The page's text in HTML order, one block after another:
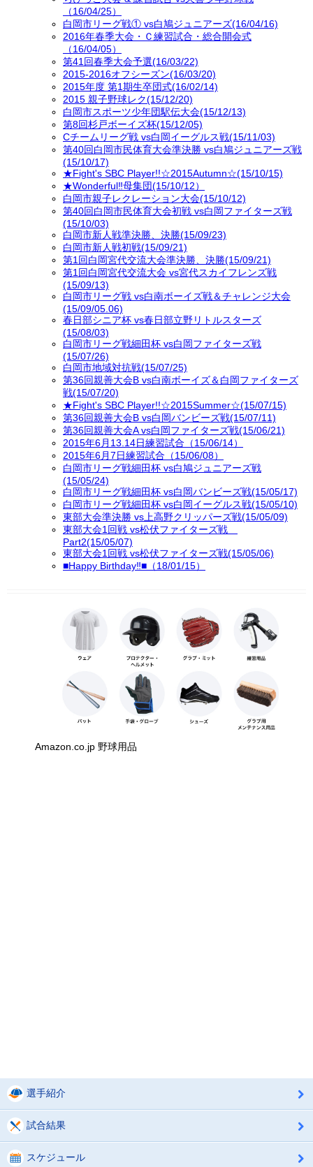
（16/04/25）
白岡市リーグ戦① vs白鳩ジュニアーズ(16/04/16)
2016年春季大会・Ｃ練習試合・総合開会式
（16/04/05）
第41回春季大会予選(16/03/22)
2015-2016オフシーズン(16/03/20)
2015年度 第1期生卒団式(16/02/14)
2015 親子野球レク(15/12/20)
白岡市スポーツ少年団駅伝大会(15/12/13)
第8回杉戸ボーイズ杯(15/12/05)
Cチームリーグ戦 vs白岡イーグルス戦(15/11/03)
第40回白岡市民体育大会準決勝 vs白鳩ジュニアーズ戦
(15/10/17)
★Fight's SBC Player!!☆2015Autumn☆(15/10/15)
★Wonderful‼母集団(15/10/12）
白岡市親子レクレーション大会(15/10/12)
第40回白岡市民体育大会初戦 vs白岡ファイターズ戦
(15/10/03)
白岡市新人戦準決勝、決勝(15/09/23)
白岡市新人戦初戦(15/09/21)
第1回白岡宮代交流大会準決勝、決勝(15/09/21)
第1回白岡宮代交流大会 vs宮代スカイフレンズ戦
(15/09/13)
白岡市リーグ戦 vs白南ボーイズ戦＆チャレンジ大会
(15/09/05.06)
春日部シニア杯 vs春日部立野リトルスターズ
(15/08/03)
白岡市リーグ戦細田杯 vs白岡ファイターズ戦
(15/07/26)
白岡市地域対抗戦(15/07/25)
第36回親善大会B vs白南ボーイズ＆白岡ファイターズ
戦(15/07/20)
★Fight's SBC Player!!☆2015Summer☆(15/07/15)
第36回親善大会B vs白岡バンビーズ戦(15/07/11)
第36回親善大会A vs白岡ファイターズ戦(15/06/21)
2015年6月13.14日練習試合（15/06/14）
2015年6月7日練習試合（15/06/08）
白岡市リーグ戦細田杯 vs白鳩ジュニアーズ戦
(15/05/24)
白岡市リーグ戦細田杯 vs白岡バンビーズ戦(15/05/17)
白岡市リーグ戦細田杯 vs白岡イーグルス戦(15/05/10)
東部大会準決勝 vs上高野クリッパーズ戦(15/05/09)
東部大会1回戦 vs松伏ファイターズ戦
Part2(15/05/07)
東部大会1回戦 vs松伏ファイターズ戦(15/05/06)
■Happy Birthday‼■（18/01/15）
Amazon.co.jp 野球用品
選手紹介
試合結果
スケジュール